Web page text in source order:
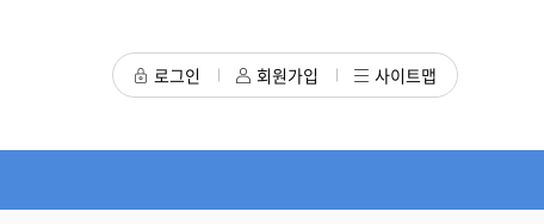
로그인 회원가입 사이트맵